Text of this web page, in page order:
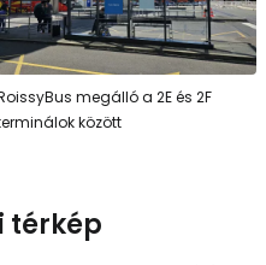
megálló a 2E és 2F
között
térkép